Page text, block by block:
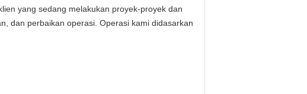
yang sedang melakukan proyek-proyek dan
dan perbaikan operasi. Operasi kami didasarkan